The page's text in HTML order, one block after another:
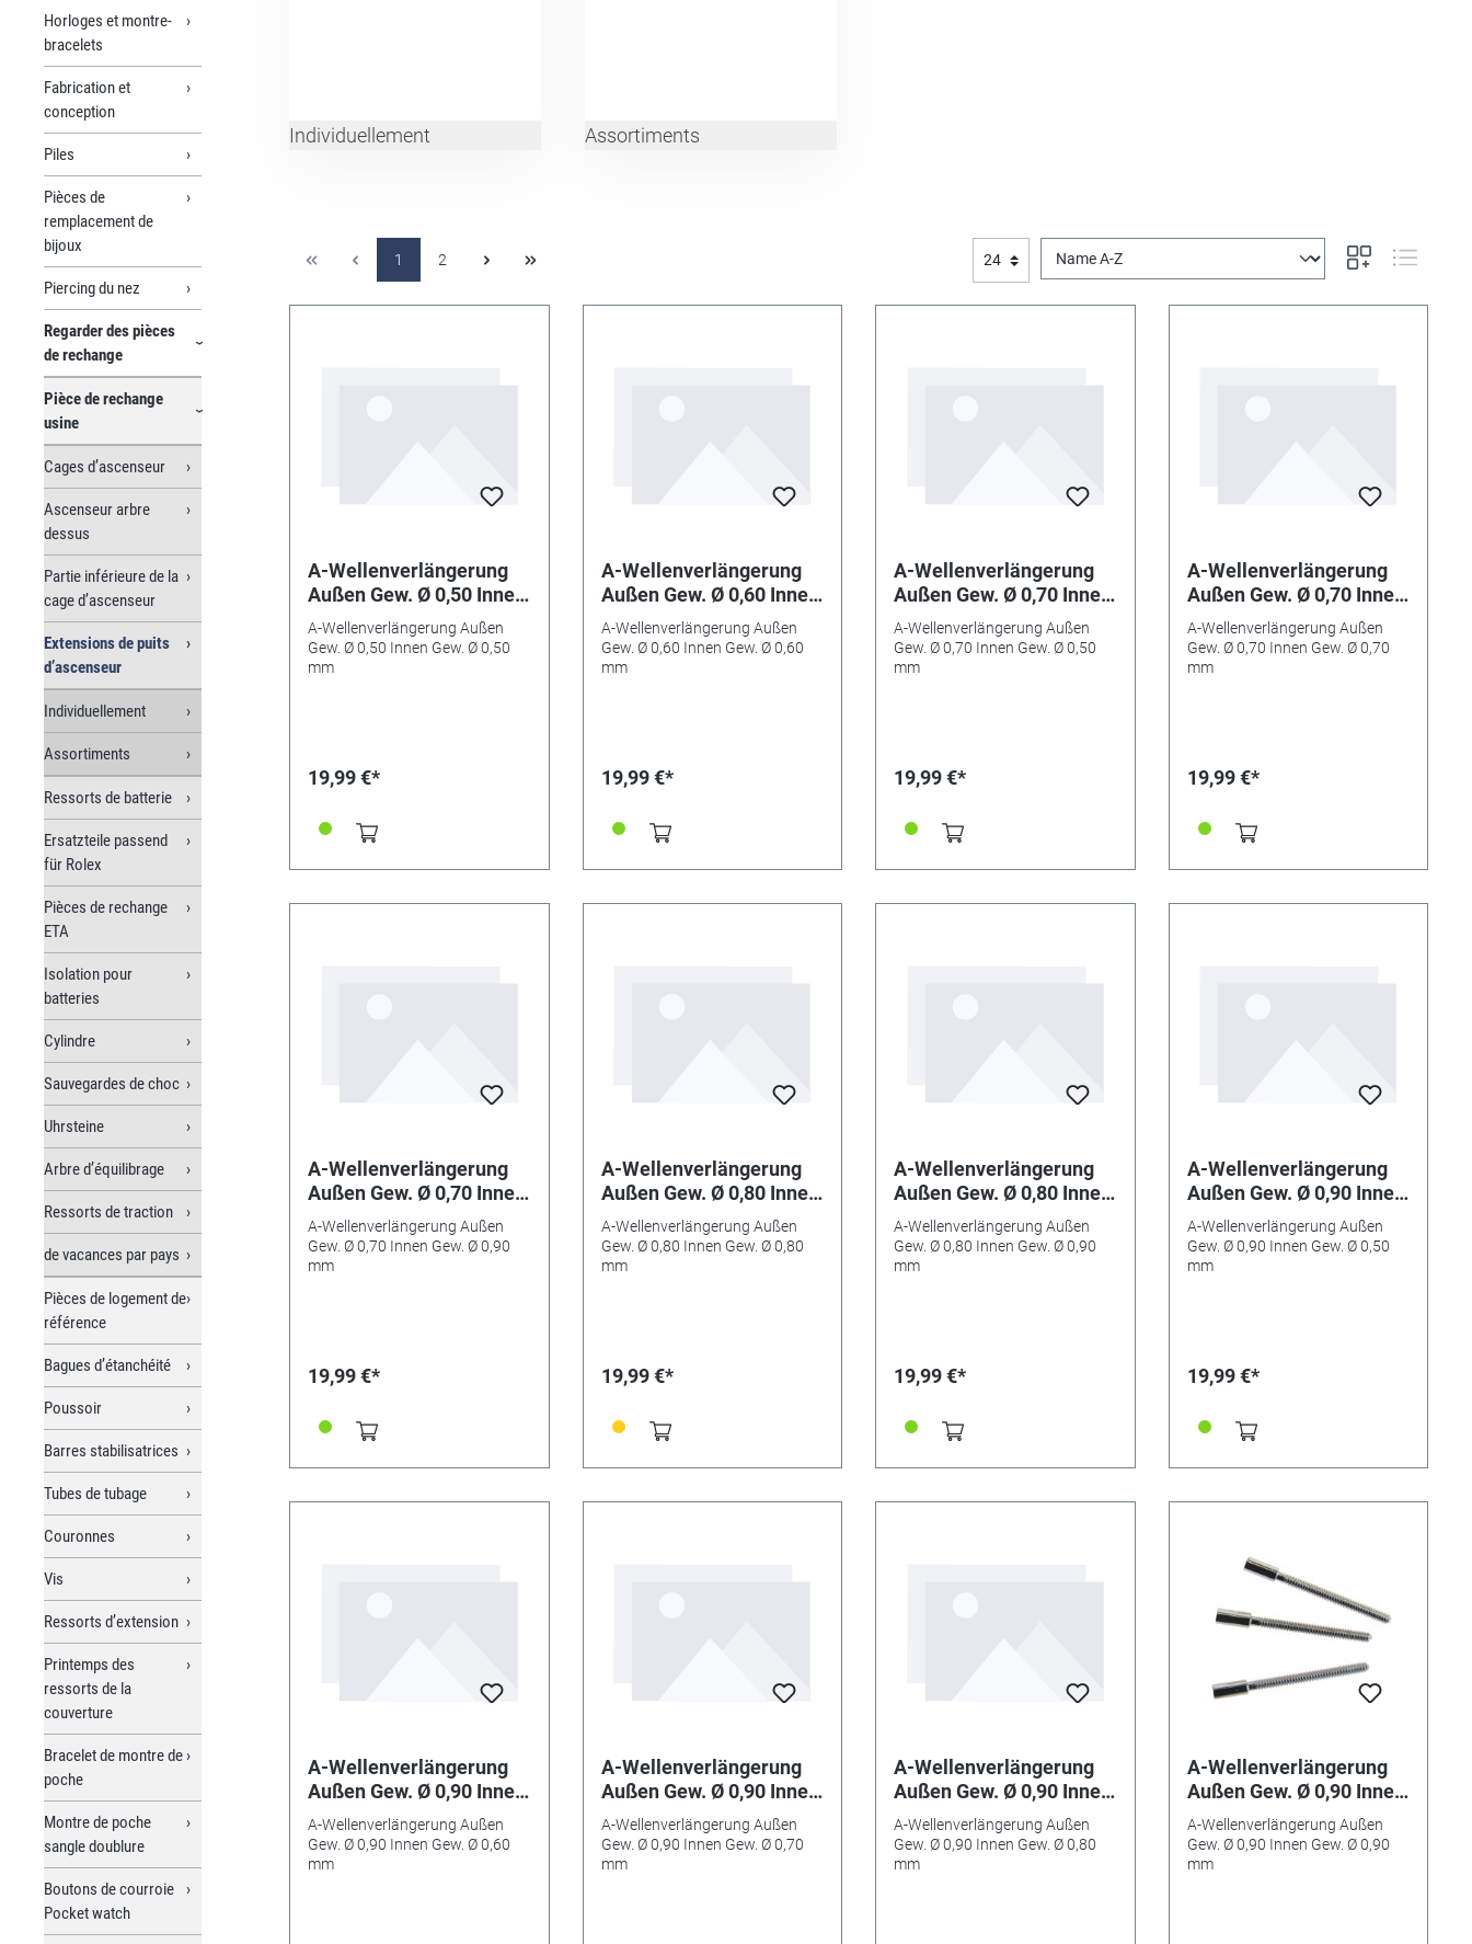
Horloges et montre-
bracelets
Fabrication et
conception
Piles
Pièces de
remplacement de
bijoux
Piercing du nez
Regarder des pièces
de rechange
Pièce de rechange
usine
Cages d’ascenseur
Ascenseur arbre
dessus
Partie inférieure de la
cage d’ascenseur
Extensions de puits
d’ascenseur
Individuellement
Assortiments
Ressorts de batterie
Ersatzteile passend
für Rolex
Pièces de rechange
ETA
Isolation pour
batteries
Cylindre
Sauvegardes de choc
Uhrsteine
Arbre d’équilibrage
Ressorts de traction
de vacances par pays
Pièces de logement de
référence
Bagues d’étanchéité
Poussoir
Barres stabilisatrices
Tubes de tubage
Couronnes
Vis
Ressorts d’extension
Printemps des
ressorts de la
couverture
Bracelet de montre de
poche
Montre de poche
sangle doublure
Boutons de courroie
Pocket watch
Individuellement Assortiments
1 2
A-Wellenverlängerung
Außen Gew. Ø 0,50 Innen
Gew. Ø 0,50 mm
A-Wellenverlängerung Außen
Gew. Ø 0,50 Innen Gew. Ø 0,50
mm
19,99 €*
A-Wellenverlängerung
Außen Gew. Ø 0,60 Innen
Gew. Ø 0,60 mm
A-Wellenverlängerung Außen
Gew. Ø 0,60 Innen Gew. Ø 0,60
mm
19,99 €*
A-Wellenverlängerung
Außen Gew. Ø 0,70 Innen
Gew. Ø 0,50 mm
A-Wellenverlängerung Außen
Gew. Ø 0,70 Innen Gew. Ø 0,50
mm
19,99 €*
A-Wellenverlängerung
Außen Gew. Ø 0,70 Innen
Gew. Ø 0,70 mm
A-Wellenverlängerung Außen
Gew. Ø 0,70 Innen Gew. Ø 0,70
mm
19,99 €*
A-Wellenverlängerung
Außen Gew. Ø 0,70 Innen
Gew. Ø 0,90 mm
A-Wellenverlängerung Außen
Gew. Ø 0,70 Innen Gew. Ø 0,90
mm
19,99 €*
A-Wellenverlängerung
Außen Gew. Ø 0,80 Innen
Gew. Ø 0,80 mm
A-Wellenverlängerung Außen
Gew. Ø 0,80 Innen Gew. Ø 0,80
mm
19,99 €*
A-Wellenverlängerung
Außen Gew. Ø 0,80 Innen
Gew. Ø 0,90 mm
A-Wellenverlängerung Außen
Gew. Ø 0,80 Innen Gew. Ø 0,90
mm
19,99 €*
A-Wellenverlängerung
Außen Gew. Ø 0,90 Innen
Gew. Ø 0,50 mm
A-Wellenverlängerung Außen
Gew. Ø 0,90 Innen Gew. Ø 0,50
mm
19,99 €*
A-Wellenverlängerung
Außen Gew. Ø 0,90 Innen
Gew. Ø 0,60 mm
A-Wellenverlängerung Außen
Gew. Ø 0,90 Innen Gew. Ø 0,60
mm
A-Wellenverlängerung
Außen Gew. Ø 0,90 Innen
Gew. Ø 0,70 mm
A-Wellenverlängerung Außen
Gew. Ø 0,90 Innen Gew. Ø 0,70
mm
A-Wellenverlängerung
Außen Gew. Ø 0,90 Innen
Gew. Ø 0,80 mm
A-Wellenverlängerung Außen
Gew. Ø 0,90 Innen Gew. Ø 0,80
mm
A-Wellenverlängerung
Außen Gew. Ø 0,90 Innen
Gew. Ø 0,90 mm
A-Wellenverlängerung Außen
Gew. Ø 0,90 Innen Gew. Ø 0,90
mm